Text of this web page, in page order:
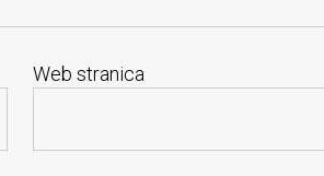
Web stranica